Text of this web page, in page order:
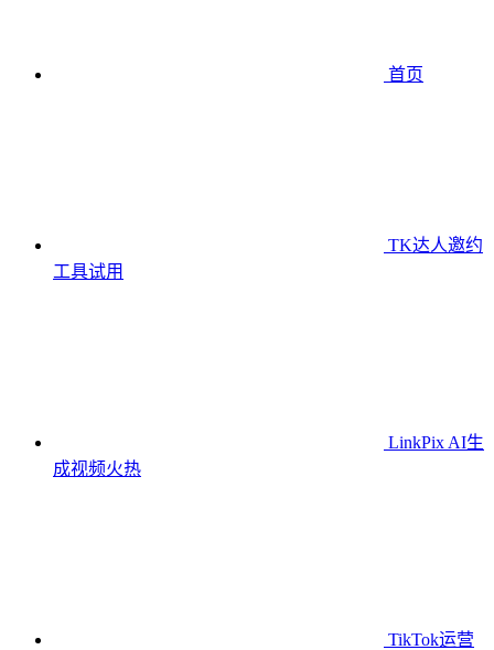
首页
TK达人邀约
工具试用
LinkPix AI生
成视频火热
TikTok运营